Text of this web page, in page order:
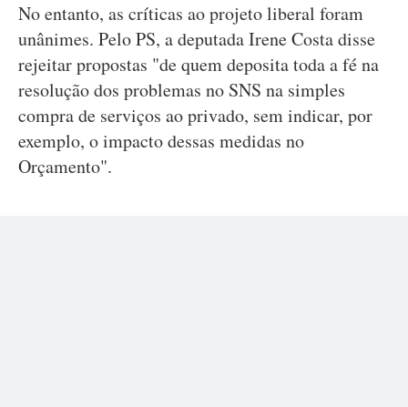
No entanto, as críticas ao projeto liberal foram
unânimes. Pelo PS, a deputada Irene Costa disse
rejeitar propostas "de quem deposita toda a fé na
resolução dos problemas no SNS na simples
compra de serviços ao privado, sem indicar, por
exemplo, o impacto dessas medidas no
Orçamento".